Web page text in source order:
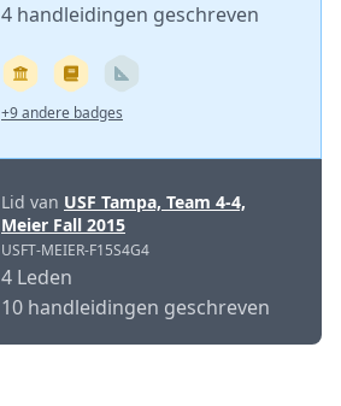
4 handleidingen geschreven
+9 andere badges
Lid van USF Tampa, Team 4-4,
Meier Fall 2015
USFT-MEIER-F15S4G4
4 Leden
10 handleidingen geschreven